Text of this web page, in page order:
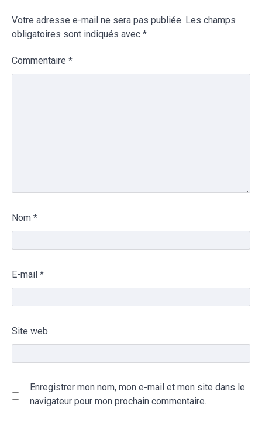
Votre adresse e-mail ne sera pas publiée. Les champs
obligatoires sont indiqués avec *
Commentaire *
Nom *
E-mail *
Site web
Enregistrer mon nom, mon e-mail et mon site dans le
navigateur pour mon prochain commentaire.